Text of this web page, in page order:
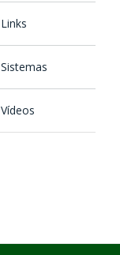
Links
Sistemas
Vídeos